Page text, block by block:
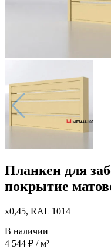
Планкен для
покрытие
x0,45, RAL 1014
В наличии
4 544 ₽ / м²